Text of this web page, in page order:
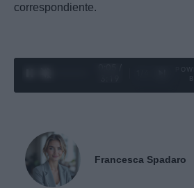
correspondiente.
Francesca Spadaro